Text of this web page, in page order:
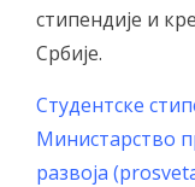
стипендије и
Србије.
Студентске
Министарство
развоја